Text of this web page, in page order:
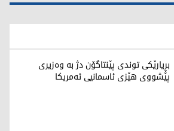
بڕیارێکی توندی پێنتاگۆن دژ بە وەزیری
پێشووی هێزی ئاسمانیی ئەمریکا